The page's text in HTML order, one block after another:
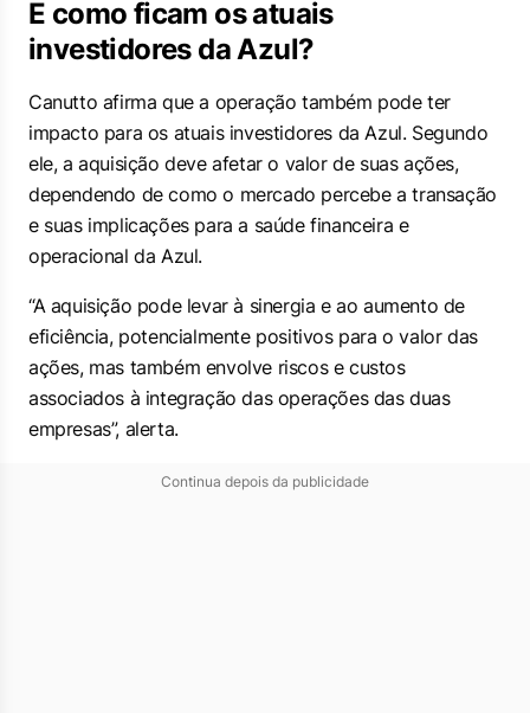
E como ficam os atuais
investidores da Azul?
Canutto afirma que a operação também pode ter
impacto para os atuais investidores da Azul. Segundo
ele, a aquisição deve afetar o valor de suas ações,
dependendo de como o mercado percebe a transação
e suas implicações para a saúde financeira e
operacional da Azul.
“A aquisição pode levar à sinergia e ao aumento de
eficiência, potencialmente positivos para o valor das
ações, mas também envolve riscos e custos
associados à integração das operações das duas
empresas”, alerta.
Continua depois da publicidade